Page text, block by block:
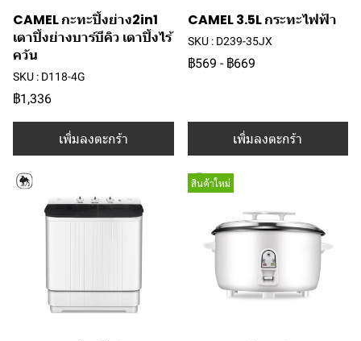
CAMEL กะทะปิ้งย่าง2in1
เตาปิ้งย่างบาร์บีคิว เตาปิ้งไร้
ควัน
SKU : D118-4G
฿1,336
เพิ่มลงตะกร้า
CAMEL 3.5L กระทะไฟฟ้า
SKU : D239-35JX
฿569 - ฿669
เพิ่มลงตะกร้า
สินค้าใหม่